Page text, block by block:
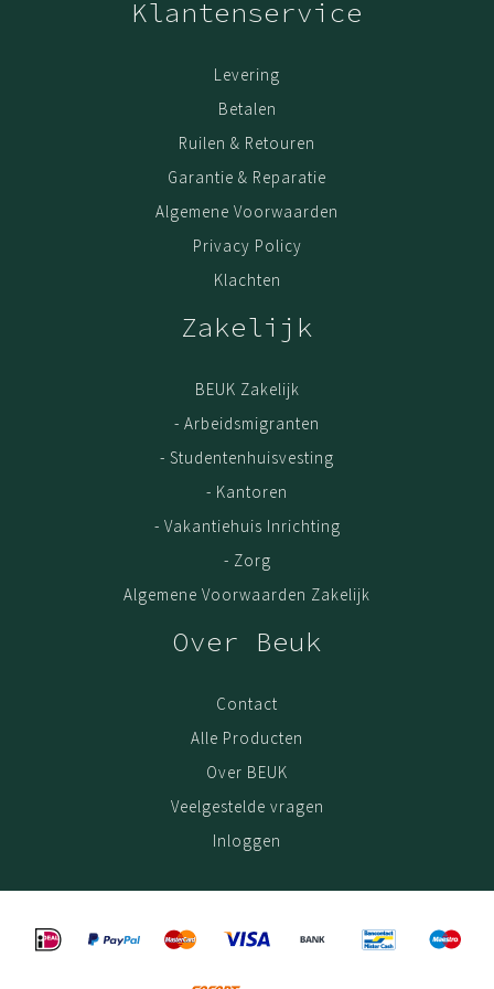
Klantenservice
Levering
Betalen
Ruilen & Retouren
Garantie & Reparatie
Algemene Voorwaarden
Privacy Policy
Klachten
Zakelijk
BEUK Zakelijk
- Arbeidsmigranten
- Studentenhuisvesting
- Kantoren
- Vakantiehuis Inrichting
- Zorg
Algemene Voorwaarden Zakelijk
Over Beuk
Contact
Alle Producten
Over BEUK
Veelgestelde vragen
Inloggen